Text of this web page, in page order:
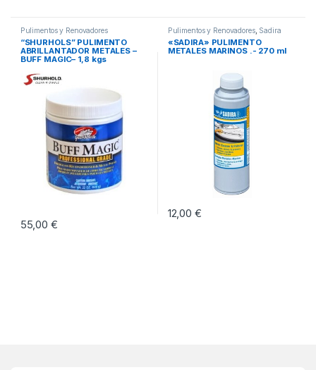
Pulimentos y Renovadores
“SHURHOLS” PULIMENTO
ABRILLANTADOR METALES –
BUFF MAGIC– 1,8 kgs
55,00 €
Pulimentos y Renovadores, Sadira
«SADIRA» PULIMENTO
METALES MARINOS .- 270 ml
12,00 €